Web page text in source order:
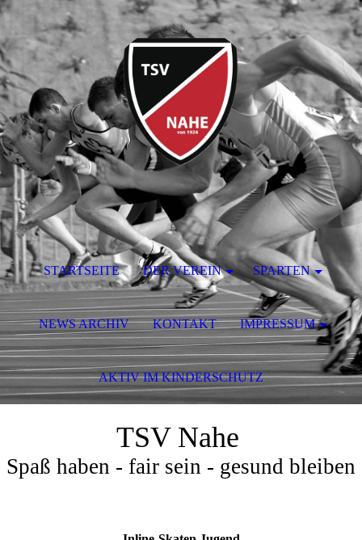
TSV Nahe
Spaß haben - fair sein - gesund bleiben
STARTSEITE DER VEREIN SPARTEN
NEWS ARCHIV KONTAKT IMPRESSUM
AKTIV IM KINDERSCHUTZ